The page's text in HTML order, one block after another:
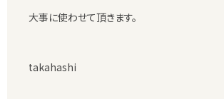
大事に使わせて頂きます。
takahashi